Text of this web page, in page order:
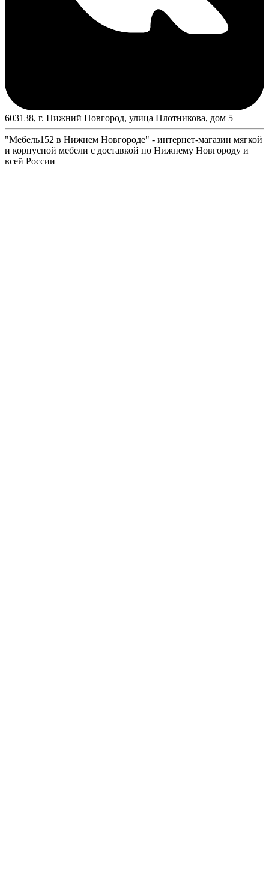
603138, г. Нижний Новгород, улица Плотникова, дом 5
"Мебель152 в Нижнем Новгороде" - интернет-магазин мягкой
и корпусной мебели с доставкой по Нижнему Новгороду и
всей России